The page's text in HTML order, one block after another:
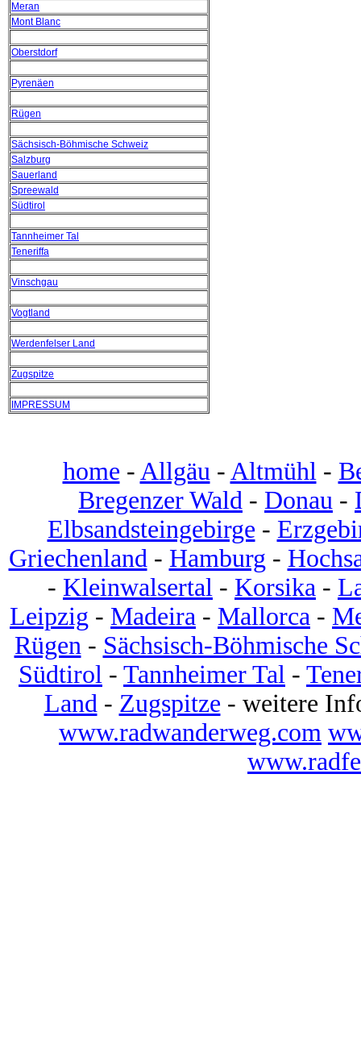
Meran
Mont Blanc
Oberstdorf
Pyrenäen
Rügen
Sächsisch-Böhmische Schweiz
Salzburg
Sauerland
Spreewald
Südtirol
Tannheimer Tal
Teneriffa
Vinschgau
Vogtland
Werdenfelser Land
Zugspitze
IMPRESSUM
home - Allgäu- Altmühl-
Bregenzer Wald - Donau -
Elbsandsteingebirge -
Griechenland- Hamburg -
- Kleinwalsertal - Korsika -
Leipzig - Madeira - Mallorca -
Rügen- Sächsisch-Böhmische
Südtirol - Tannheimer Tal -
Land- Zugspitze - weitere
www.radwanderweg.com